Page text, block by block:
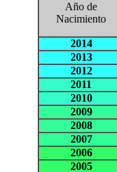
Año de
Nacimiento
2014
2013
2012
2011
2010
2009
2008
2007
2006
2005